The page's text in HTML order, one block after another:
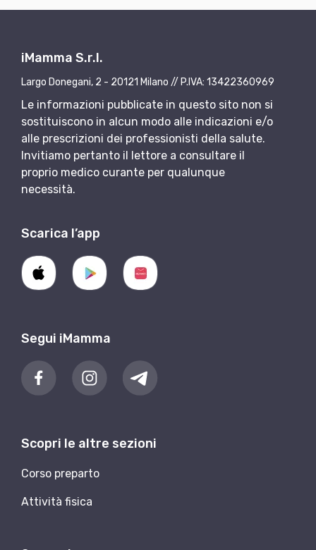
iMamma S.r.l.
Largo Donegani, 2 - 20121 Milano // P.IVA: 13422360969
Le informazioni pubblicate in questo sito non si
sostituiscono in alcun modo alle indicazioni e/o
alle prescrizioni dei professionisti della salute.
Invitiamo pertanto il lettore a consultare il
proprio medico curante per qualunque
necessità.
Scarica l’app
Segui iMamma
Scopri le altre sezioni
Corso preparto
Attività fisica